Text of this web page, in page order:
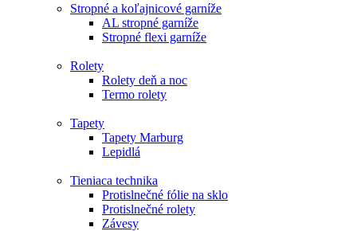
Stropné a koľajnicové garníže
AL stropné garníže
Stropné flexi garníže
Rolety
Rolety deň a noc
Termo rolety
Tapety
Tapety Marburg
Lepidlá
Tieniaca technika
Protislnečné fólie na sklo
Protislnečné rolety
Závesy